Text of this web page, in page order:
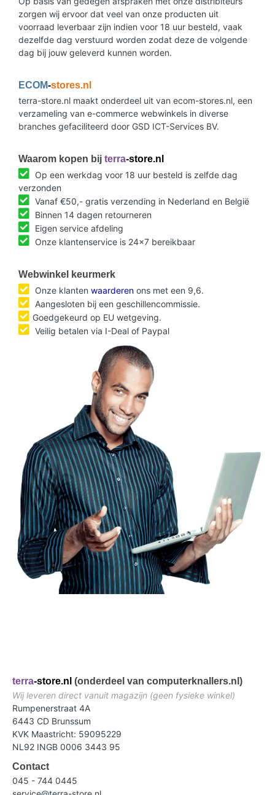
zorgen wij ervoor dat veel van onze producten uit
voorraad leverbaar zijn indien voor 18 uur besteld, vaak
dezelfde dag verstuurd worden zodat deze de volgende
dag bij jouw geleverd kunnen worden.
ECOM-stores.nl
terra-store.nl maakt onderdeel uit van ecom-stores.nl, een
verzameling van e-commerce webwinkels in diverse
branches gefaciliteerd door GSD ICT-Services BV.
Waarom kopen bij terra-store.nl
Op een werkdag voor 18 uur besteld is zelfde dag
verzonden
Vanaf €50,- gratis verzending in Nederland en België
Binnen 14 dagen retourneren
Eigen service afdeling
Onze klantenservice is 24x7 bereikbaar
Webwinkel keurmerk
Onze klanten waarderen ons met een 9,6.
Aangesloten bij een geschillencommissie.
Goedgekeurd op EU wetgeving.
Veilig betalen via I-Deal of Paypal
terra-store.nl (onderdeel van computerknallers.nl)
Wij leveren direct vanuit magazijn (geen fysieke winkel)
Rumpenerstraat 4A
6443 CD Brunssum
KVK Maastricht: 59095229
NL92 INGB 0006 3443 95
Contact
045 - 744 0445